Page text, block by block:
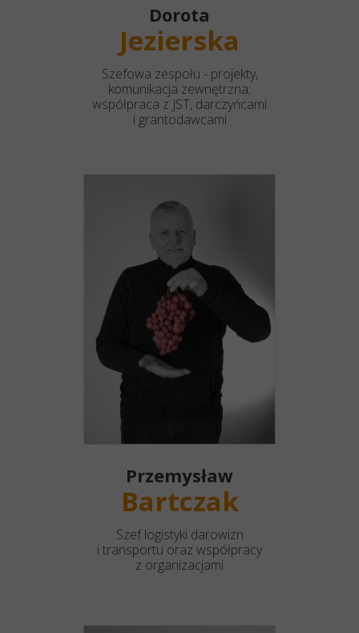
Przemysław
Bartczak
Szef logistyki darowizn
i transportu oraz współpracy
z organizacjami
Dorota
Jezierska
Szefowa zespołu - projekty,
komunikacja zewnętrzna;
współpraca z JST, darczyńcami
i grantodawcami